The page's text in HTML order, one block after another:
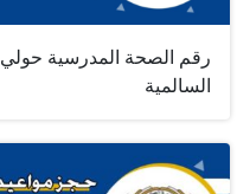
رقم الصحة المدرسية حولي
السالمية